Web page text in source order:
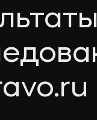
Useful
materials
Articles